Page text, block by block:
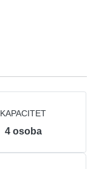
KAPACITET
4 osoba